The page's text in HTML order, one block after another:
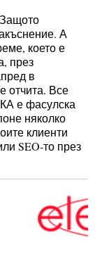
А
което е
през
в
отчита. Все
е фасулска
няколко
клиенти
SEO-то през